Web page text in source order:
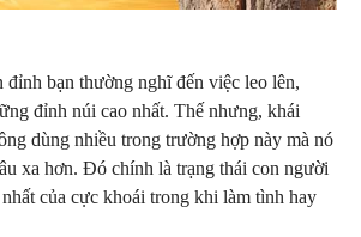
bạn thường nghĩ đến việc leo lên,
đỉnh núi cao nhất. Thế nhưng, khái
dùng nhiều trong trường hợp này mà nó
xa hơn. Đó chính là trạng thái con người
của cực khoái trong khi làm tình hay